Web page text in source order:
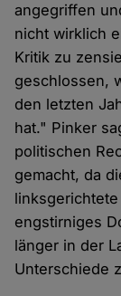
angegriffen
nicht wirklich
Kritik zu
geschlossen,
den letzten
hat." Pinker
politischen
gemacht, da
engstirniges
länger in der
Unterschiede